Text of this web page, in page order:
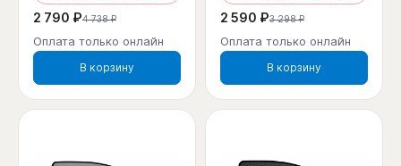
2 790 ₽4 738 ₽
Оплата только онлайн
В корзину
2 590 ₽3 298 ₽
Оплата только онлайн
В корзину